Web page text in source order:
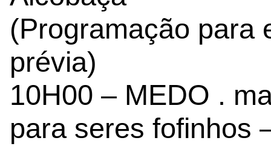
(Programação para
prévia)
10H00 – MEDO .
para seres fofinhos